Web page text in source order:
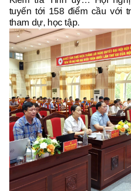
tuyến tới 158 điểm cầu với
tham dự, học tập.